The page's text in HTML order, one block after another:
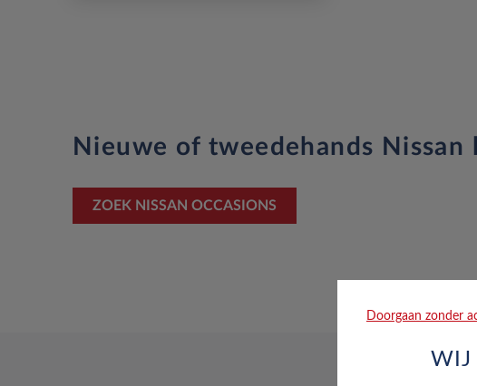
Nieuwe of tweedehands Nissan
ZOEK NISSAN OCCASIONS
Doorgaan zonder
WIJ